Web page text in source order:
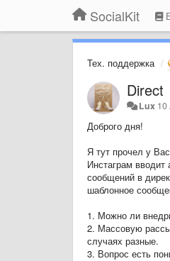
SocialKit
Тех. поддержка
Direct
Lux 10
Доброго дня!
Я тут прочел у
Инстаграм
сообщений в
шаблонное
1. Можно ли
2. Массовую
случаях разные.
3. Вопрос есть